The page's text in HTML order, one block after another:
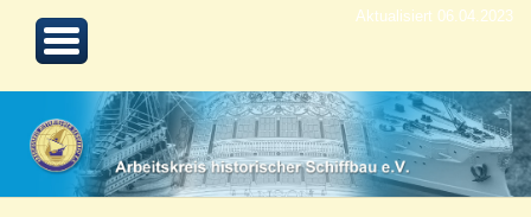
Aktualisiert 06.04.2023